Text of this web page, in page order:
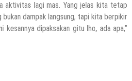
aktivitas lagi mas. Yang jelas kita tetap
bukan dampak langsung, tapi kita berpikir
kesannya dipaksakan gitu lho, ada apa,”